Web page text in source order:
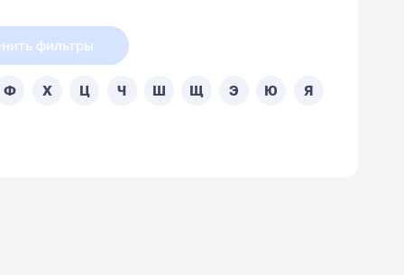
фильтры
Ф Х Ц Ч Ш Щ Э Ю Я